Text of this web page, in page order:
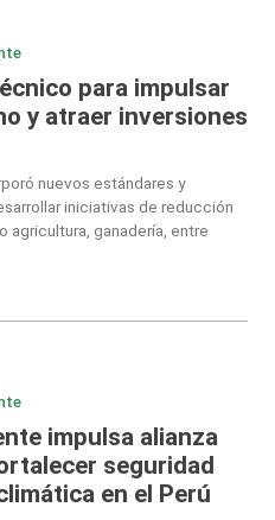
para impulsar
y atraer inversiones
nuevos estándares y
iniciativas de reducción
ganadería, entre
impulsa alianza
seguridad
en el Perú